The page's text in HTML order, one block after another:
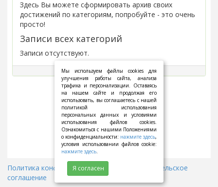
Здесь Вы можете сформировать архив своих
достижений по категориям, попробуйте - это очень
просто!
Записи всех категорий
Записи отсутствуют.
Политика конфиденциальности
Пользовательское
соглашение
Мы используем файлы cookies для
улучшения работы сайта, анализа
трафика и персонализации. Оставаясь
на нашем сайте и продолжая его
использовать, вы соглашаетесь с нашей
политикой использования
персональных данных и условиями
использования файлов cookies.
Ознакомиться с нашими Положениями
о конфиденциальности: нажмите здесь,
условия использовании файлов cookie:
нажмите здесь.
Я согласен